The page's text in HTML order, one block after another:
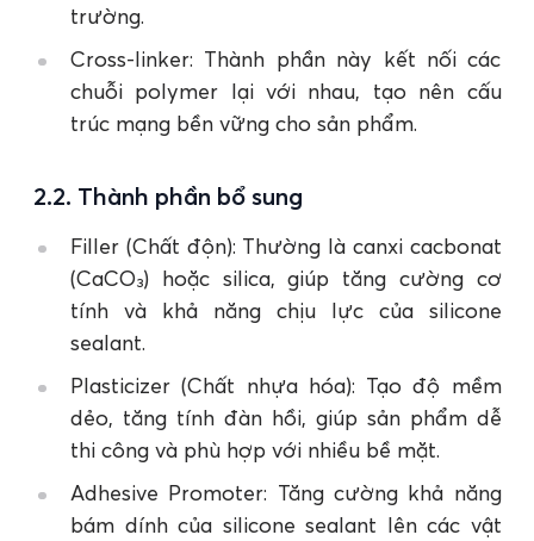
trường.
Cross-linker: Thành phần này kết nối các
chuỗi polymer lại với nhau, tạo nên cấu
trúc mạng bền vững cho sản phẩm​.
2.2. Thành phần bổ sung
Filler (Chất độn): Thường là canxi cacbonat
(CaCO₃) hoặc silica, giúp tăng cường cơ
tính và khả năng chịu lực của silicone
sealant.
Plasticizer (Chất nhựa hóa): Tạo độ mềm
dẻo, tăng tính đàn hồi, giúp sản phẩm dễ
thi công và phù hợp với nhiều bề mặt.
Adhesive Promoter: Tăng cường khả năng
bám dính của silicone sealant lên các vật